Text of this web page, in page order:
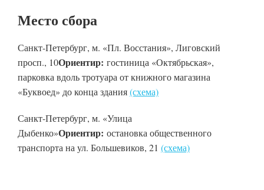
Место сбора
Санкт-Петербург, м. «Пл. Восстания», Лиговский
просп., 10Ориентир: гостиница «Октябрьская»,
парковка вдоль тротуара от книжного магазина
«Буквоед» до конца здания(схема)
Санкт-Петербург, м. «Улица
Дыбенко»Ориентир: остановка общественного
транспорта на ул. Большевиков, 21 (схема)